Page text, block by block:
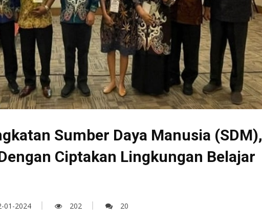
Sumber Daya Manusia (SDM),
Ciptakan Lingkungan Belajar
01-2024 202 20